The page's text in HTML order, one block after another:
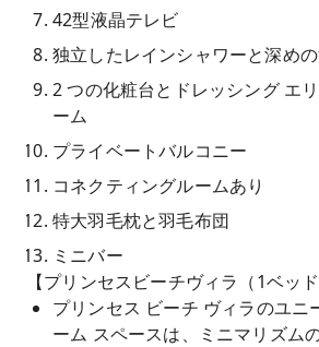
42型液晶テレビ
独立したレインシャワーと深め
2 つの化粧台とドレッシング エ
ーム
プライベートバルコニー
コネクティングルームあり
特大羽毛枕と羽毛布団
ミニバー
【プリンセスビーチヴィラ（1ベッド
プリンセス ビーチ ヴィラのユニ
ーム スペースは、ミニマリズム